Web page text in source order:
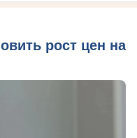
рост цен на